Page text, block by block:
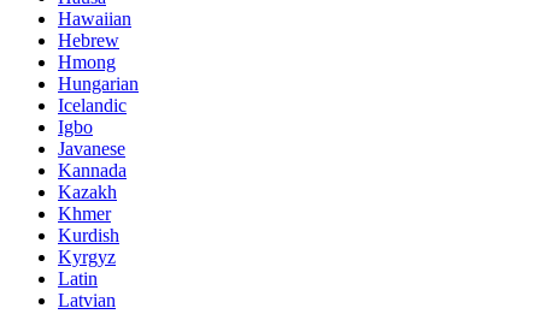
Hawaiian
Hebrew
Hmong
Hungarian
Icelandic
Igbo
Javanese
Kannada
Kazakh
Khmer
Kurdish
Kyrgyz
Latin
Latvian